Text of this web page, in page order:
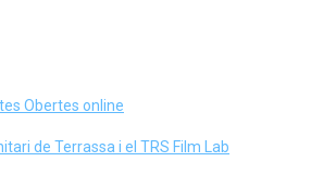
Obertes online
de Terrassa i el TRS Film Lab